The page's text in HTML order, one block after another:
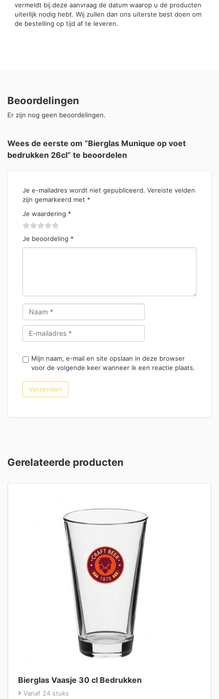
vermeldt bij deze aanvraag de datum waarop u de producten
uiterlijk nodig hebt. Wij zullen dan ons uiterste best doen om
de bestelling op tijd af te leveren.
Beoordelingen
Er zijn nog geen beoordelingen.
Wees de eerste om “Bierglas Munique op voet
bedrukken 26cl” te beoordelen
Je e-mailadres wordt niet gepubliceerd. Vereiste velden
zijn gemarkeerd met *
Je waardering *
Je beoordeling *
Mijn naam, e-mail en site opslaan in deze browser
voor de volgende keer wanneer ik een reactie plaats.
Gerelateerde producten
Bierglas Vaasje 30 cl Bedrukken
Vanaf 24 stuks